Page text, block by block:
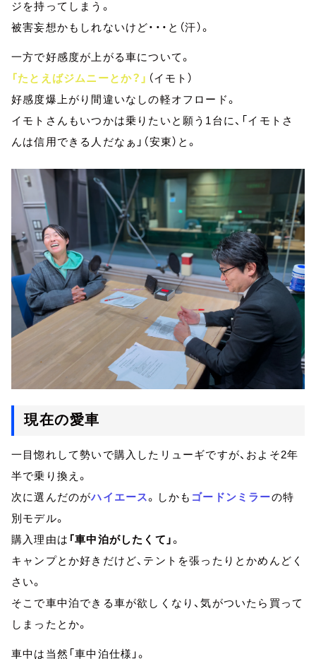
ジを持ってしまう。
被害妄想かもしれないけど・・・と（汗）。
一方で好感度が上がる車について。
「たとえばジムニーとか？」 （イモト）
好感度爆上がり間違いなしの軽オフロード。
イモトさんもいつかは乗りたいと願う1台に、「イモトさ
んは信用できる人だなぁ」（安東）と。
現在の愛車
一目惚れして勢いで購入したリューギですが、およそ2年
半で乗り換え。
次に選んだのがハイエース。しかも ゴードンミラーの特
別モデル。
購入理由は 「車中泊がしたくて」。
キャンプとか好きだけど、テントを張ったりとかめんどく
さい。
そこで車中泊できる車が欲しくなり、気がついたら買って
しまったとか。
車中は当然「車中泊仕様」。